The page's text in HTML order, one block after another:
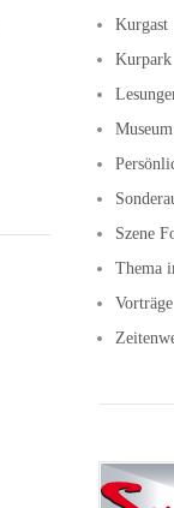
Kurgast
Kurpark
Szene
Thema
Vorträge